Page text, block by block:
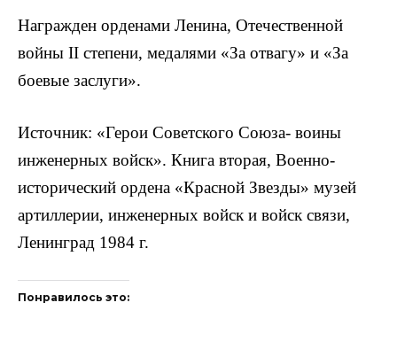
Награжден орденами Ленина, Отечественной
войны II степени, медалями «За отвагу» и «За
боевые заслуги».
Источник: «Герои Советского Союза- воины
инженер­ных войск». Книга вторая, Военно-
исторический ордена «Красной Звезды» музей
артиллерии, инженерных войск и войск связи,
Ленинград 1984 г.
Понравилось это: